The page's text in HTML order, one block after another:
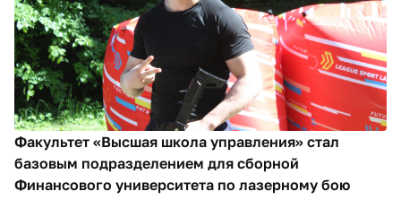
Факультет «Высшая школа управления» стал
базовым подразделением для сборной
Финансового университета по лазерному бою